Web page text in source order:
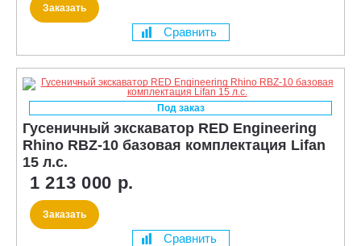
Заказать
Сравнить
Под заказ
Гусеничный экскаватор RED Engineering
Rhino RBZ-10 базовая комплектация Lifan
15 л.с.
1 213 000 р.
Заказать
Сравнить